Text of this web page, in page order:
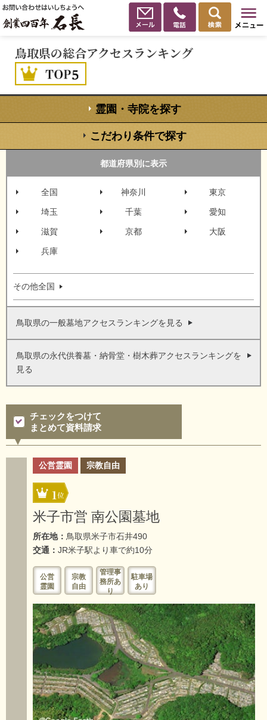
鳥取県の総合アクセスランキング
霊園・寺院を探す
こだわり条件で探す
都道府県別に表示
全国 神奈川 東京
埼玉 千葉 愛知
滋賀 京都 大阪
兵庫
その他全国
鳥取県の一般墓地アクセスランキングを見る
鳥取県の永代供養墓・納骨堂・樹木葬アクセスランキングを
見る
チェックをつけて
まとめて資料請求
公営霊園 宗教自由
1
米子市営 南公園墓地
所在地： 鳥取県米子市石井490
交通： JR米子駅より車で約10分
公営
霊園
宗教
自由
管理事
務所あ
り
駐車場
あり